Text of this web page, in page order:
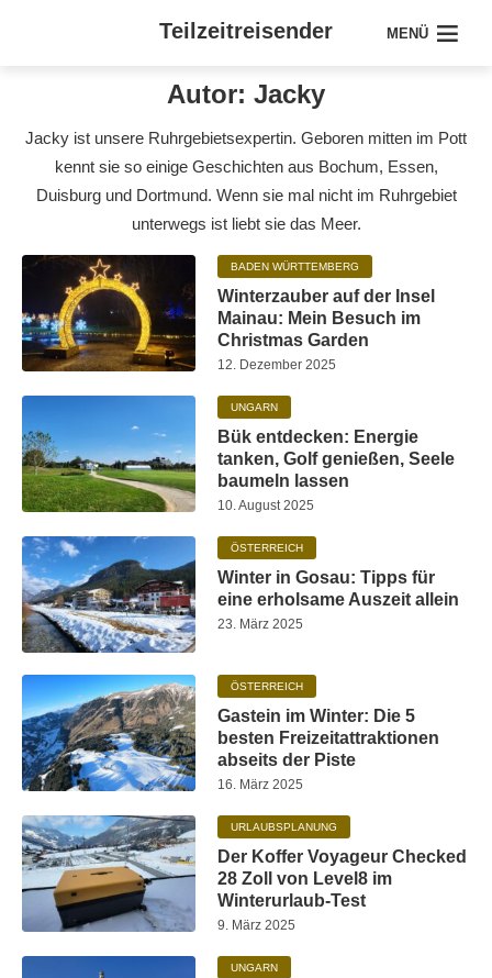
Teilzeitreisender MENÜ
Autor: Jacky
Jacky ist unsere Ruhrgebietsexpertin. Geboren mitten im Pott
kennt sie so einige Geschichten aus Bochum, Essen,
Duisburg und Dortmund. Wenn sie mal nicht im Ruhrgebiet
unterwegs ist liebt sie das Meer.
BADEN WÜRTTEMBERG
Winterzauber auf der Insel
Mainau: Mein Besuch im
Christmas Garden
12. Dezember 2025
UNGARN
Bük entdecken: Energie
tanken, Golf genießen, Seele
baumeln lassen
10. August 2025
ÖSTERREICH
Winter in Gosau: Tipps für
eine erholsame Auszeit allein
23. März 2025
ÖSTERREICH
Gastein im Winter: Die 5
besten Freizeitattraktionen
abseits der Piste
16. März 2025
URLAUBSPLANUNG
Der Koffer Voyageur Checked
28 Zoll von Level8 im
Winterurlaub-Test
9. März 2025
UNGARN